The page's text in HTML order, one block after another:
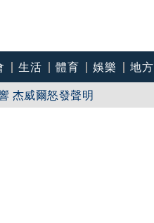
生活 體育 娛樂 地方
杰威爾怒發聲明
10月邀樂迷見證傳奇音色